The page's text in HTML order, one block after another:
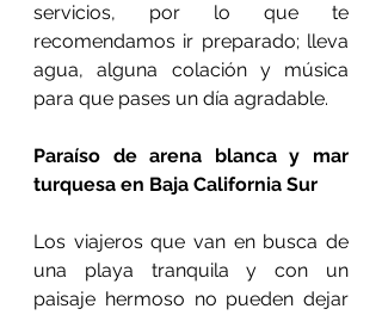
servicios, por lo que te
recomendamos ir preparado; lleva
agua, alguna colación y música
para que pases un día agradable.
Paraíso de arena blanca y mar
turquesa en Baja California Sur
Los viajeros que van en busca de
una playa tranquila y con un
paisaje hermoso no pueden dejar